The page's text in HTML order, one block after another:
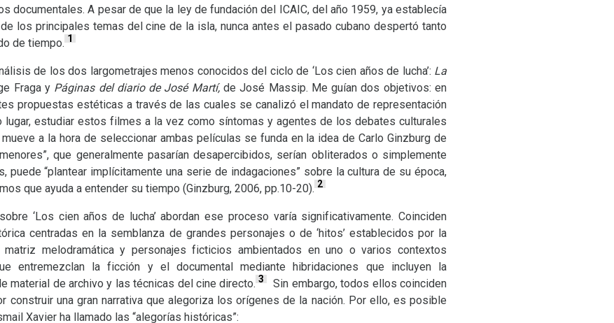
documentales. A pesar de que la ley de fundación del ICAIC, del año 1959, ya establecía
los principales temas del cine de la isla, nunca antes el pasado cubano despertó tanto
de tiempo. 1
de los dos largometrajes menos conocidos del ciclo de ‘Los cien años de lucha’: La
Fraga y Páginas del diario de José Martí,de José Massip. Me guían dos objetivos: en
propuestas estéticas a través de las cuales se canalizó el mandato de representación
lugar, estudiar estos filmes a la vez como síntomas y agentes de los debates culturales
a la hora de seleccionar ambas películas se funda en la idea de Carlo Ginzburg de
que generalmente pasarían desapercibidos, serían obliterados o simplemente
puede “plantear implícitamente una serie de indagaciones” sobre la cultura de su época,
que ayuda a entender su tiempo (Ginzburg, 2006, pp.10-20). 2
‘Los cien años de lucha’ abordan ese proceso varía significativamente. Coinciden
centradas en la semblanza de grandes personajes o de ‘hitos’ establecidos por la
melodramática y personajes ficticios ambientados en uno o varios contextos
entremezclan la ficción y el documental mediante hibridaciones que incluyen la
material de archivo y las técnicas del cine directo. 3
Sin embargo, todos ellos coinciden
construir una gran narrativa que alegoriza los orígenes de la nación. Por ello, es posible
Xavier ha llamado las “alegorías históricas”: